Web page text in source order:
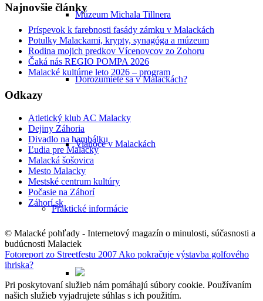
Múzeum Michala Tillnera
Dorozumiete sa v Malackách?
Vianoce v Malackách
Praktické informácie
Najnovšie články
Príspevok k farebnosti fasády zámku v Malackách
Potulky Malackami, krypty, synagóga a múzeum
Rodina mojich predkov Vícenovcov zo Zohoru
Čaká nás REGIO POMPA 2026
Malacké kultúrne leto 2026 – program
Odkazy
Atletický klub AC Malacky
Dejiny Záhoria
Divadlo na hambálku
Ľudia pre Malacky
Malacká šošovica
Mesto Malacky
Mestské centrum kultúry
Počasie na Záhorí
Záhorí.sk
© Malacké pohľady - Internetový magazín o minulosti, súčasnosti a
budúcnosti Malaciek
Fotoreport zo Streetfestu 2007 Ako pokračuje výstavba golfového
ihriska?
Pri poskytovaní služieb nám pomáhajú súbory cookie. Používaním
našich služieb vyjadrujete súhlas s ich použitím.